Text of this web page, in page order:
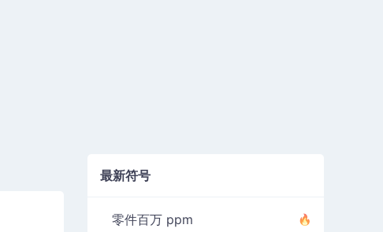
最新符号
零件百万 ppm